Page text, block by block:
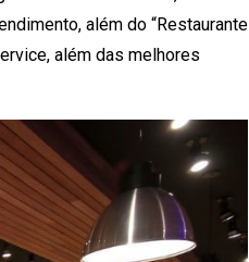
além do “Restaurante
além das melhores